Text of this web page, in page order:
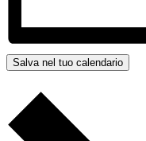
Salva nel tuo calendario